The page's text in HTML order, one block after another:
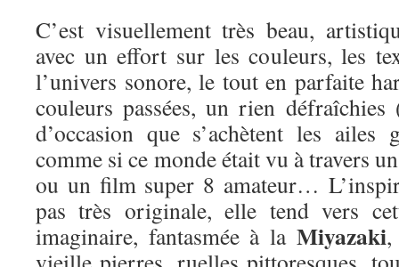
C’est visuellement très beau,
avec un effort sur les couleurs, les
l’univers sonore, le tout en parfaite
couleurs passées, un rien défraîchies
d’occasion que s’achètent les ailes
comme si ce monde était vu à travers
ou un film super 8 amateur…
pas très originale, elle tend vers
imaginaire, fantasmée à la Miyazaki,